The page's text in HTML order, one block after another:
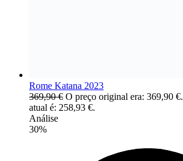
Rome Katana 2023
369,90€ O preço original era: 369,90 €.
atual é: 258,93 €.
Análise
30%